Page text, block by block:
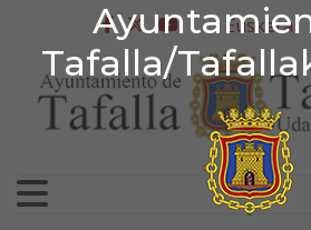
Tafalla/
Ir al contenidofacebook
twitter
youtube
Euskera